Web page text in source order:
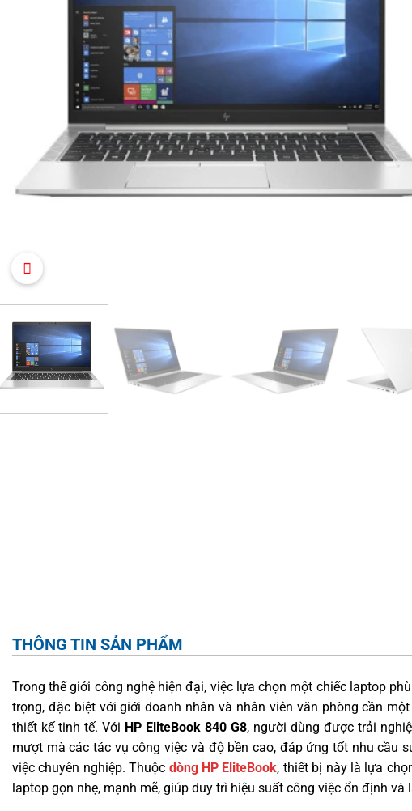
THÔNG TIN SẢN PHẨM
Trong thế giới công nghệ hiện đại, việc lựa chọn một chiếc laptop
trọng, đặc biệt với giới doanh nhân và nhân viên văn phòng cần
thiết kế tinh tế. Với HP EliteBook 840 G8, người dùng được trải
mượt mà các tác vụ công việc và độ bền cao, đáp ứng tốt nhu cầu
việc chuyên nghiệp. Thuộc dòng HP EliteBook, thiết bị này là lựa
laptop gọn nhẹ, mạnh mẽ, giúp duy trì hiệu suất công việc ổn định và